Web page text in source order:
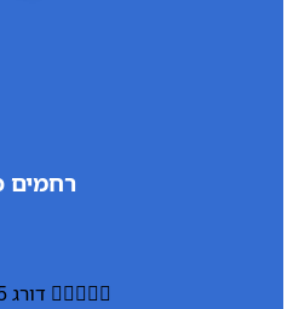
רחמים כהן
 דורג 5 מתוך 5